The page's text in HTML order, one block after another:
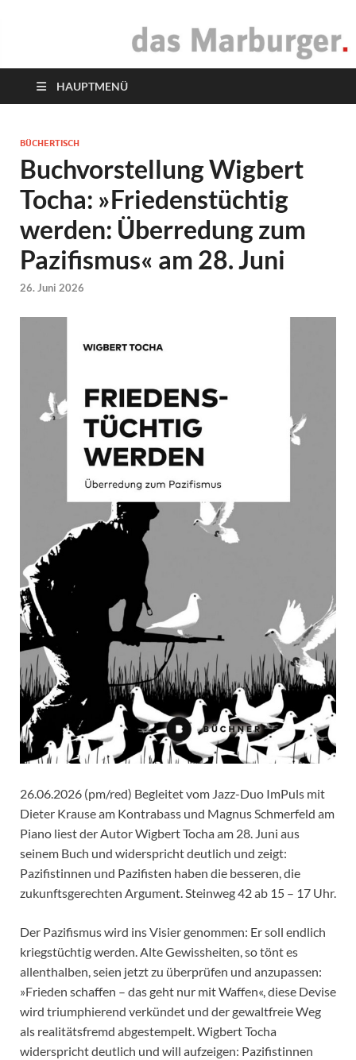
das Marburger.
HAUPTMENÜ
BÜCHERTISCH
Buchvorstellung Wigbert
Tocha: »Friedenstüchtig
werden: Überredung zum
Pazifismus« am 28. Juni
26. Juni 2026
26.06.2026 (pm/red) Begleitet vom Jazz-Duo ImPuls mit
Dieter Krause am Kontrabass und Magnus Schmerfeld am
Piano liest der Autor Wigbert Tocha am 28. Juni aus
seinem Buch und widerspricht deutlich und zeigt:
Pazifistinnen und Pazifisten haben die besseren, die
zukunftsgerechten Argument. Steinweg 42 ab 15 – 17 Uhr.
Der Pazifismus wird ins Visier genommen: Er soll endlich
kriegstüchtig werden. Alte Gewissheiten, so tönt es
allenthalben, seien jetzt zu überprüfen und anzupassen:
»Frieden schaffen – das geht nur mit Waffen«, diese Devise
wird triumphierend verkündet und der gewaltfreie Weg
als realitätsfremd abgestempelt. Wigbert Tocha
widerspricht deutlich und will aufzeigen: Pazifistinnen